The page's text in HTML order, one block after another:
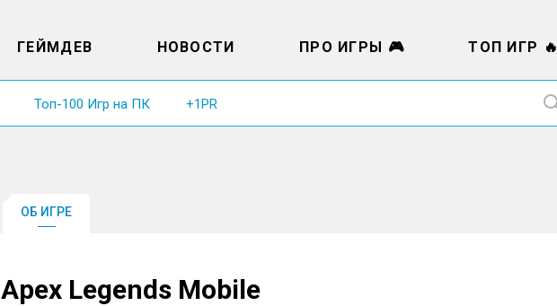
ГЕЙМДЕВ НОВОСТИ ПРО ИГРЫ 🎮 ТОП ИГР 🔥
Топ-100 Игр на ПК +1PR
ОБ ИГРЕ
Apex Legends Mobile